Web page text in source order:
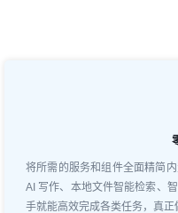
将所需的服务和组件全面精简
AI 写作、本地文件智能检索、
手就能高效完成各类任务，真正